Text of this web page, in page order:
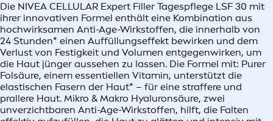
Die NIVEA CELLULAR Expert Filler Tagespflege LSF 30 mit
ihrer innovativen Formel enthält eine Kombination aus
hochwirksamen Anti-Age-Wirkstoffen, die innerhalb von
24 Stunden* einen Auffüllungseffekt bewirken und dem
Verlust von Festigkeit und Volumen entgegenwirken, um
die Haut jünger aussehen zu lassen. Die Formel mit: Purer
Folsäure, einem essentiellen Vitamin, unterstützt die
elastischen Fasern der Haut* – für eine straffere und
prallere Haut. Mikro & Makro Hyaluronsäure, zwei
unverzichtbaren Anti-Age-Wirkstoffen, hilft, die Falten